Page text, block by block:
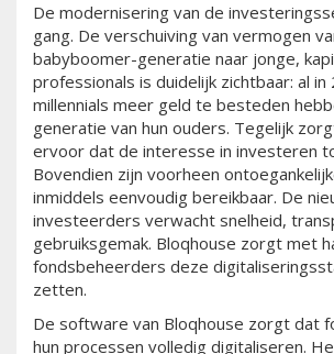
De modernisering van de
gang. De verschuiving van vermogen
babyboomer-generatie naar jonge,
professionals is duidelijk zichtbaar: al in
millennials meer geld te besteden
generatie van hun ouders. Tegelijk
ervoor dat de interesse in investeren
Bovendien zijn voorheen
inmiddels eenvoudig bereikbaar. De
investeerders verwacht snelheid,
gebruiksgemak. Bloqhouse zorgt met
fondsbeheerders deze
zetten.
De software van Bloqhouse zorgt dat
hun processen volledig digitaliseren.